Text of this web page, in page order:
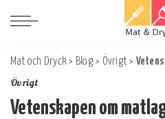
Mat och Dryck > Blog> Övrigt >
Övrigt
Vetenskapen om